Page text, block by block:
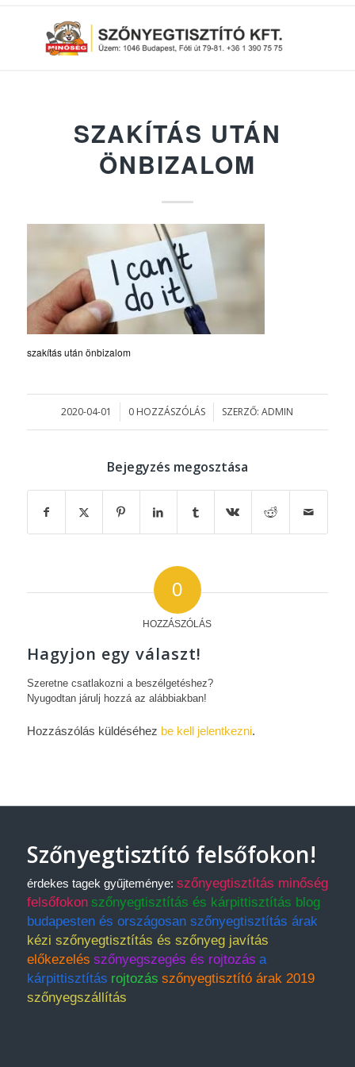
SZAKÍTÁS UTÁN
ÖNBIZALOM
szakítás után önbizalom
2020-04-01
/ 0 HOZZÁSZÓLÁS
/ SZERZŐ:ADMIN
Bejegyzés megosztása
0
HOZZÁSZÓLÁS
Hagyjon egy választ!
Szeretne csatlakozni a beszélgetéshez?
Nyugodtan járulj hozzá az alábbiakban!
Hozzászólás küldéséhez be kell jelentkezni.
Szőnyegtisztító felsőfokon!
érdekes tagek gyűjteménye: szőnyegtisztítás minőség
felsőfokon szőnyegtisztítás és kárpittisztítás blog
budapesten és országosan szőnyegtisztítás árak
kézi szőnyegtisztítás és szőnyeg javítás
előkezelés szőnyegszegés és rojtozás a
kárpittisztítás rojtozás szőnyegtisztító árak 2019
szőnyegszállítás